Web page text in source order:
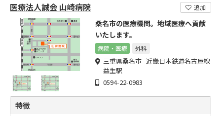
医療法人誠会 山崎病院 追加
桑名市の医療機関。地域医療へ貢献
いたします。
病院・医療 外科
三重県桑名市 近畿日本鉄道名古屋線
益生駅
0594-22-0983
特徴